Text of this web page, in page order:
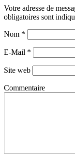
Votre adresse de
obligatoires sont
Nom *
E-Mail *
Site web
Commentaire